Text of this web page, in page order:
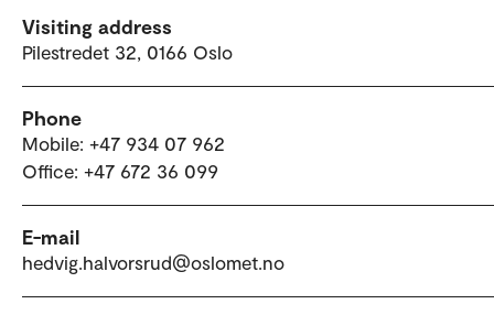
Visiting address
Pilestredet 32, 0166 Oslo
Phone
Mobile: +47 934 07 962
Office: +47 672 36 099
E-mail
hedvig.halvorsrud@oslomet.no